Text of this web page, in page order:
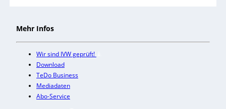
Mehr Infos
Wir sind IVW geprüft!
Download
TeDo Business
Mediadaten
Abo-Service